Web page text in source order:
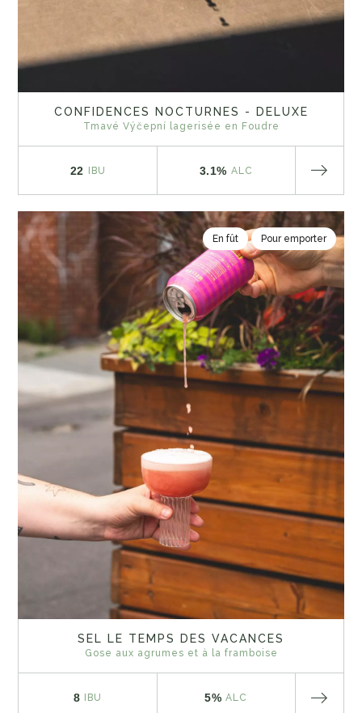
CONFIDENCES NOCTURNES - DELUXE
Tmavé Výčepní lagerisée en Foudre
22 IBU 3.1% ALC
En fût Pour emporter
SEL LE TEMPS DES VACANCES
Gose aux agrumes et à la framboise
8 IBU 5% ALC